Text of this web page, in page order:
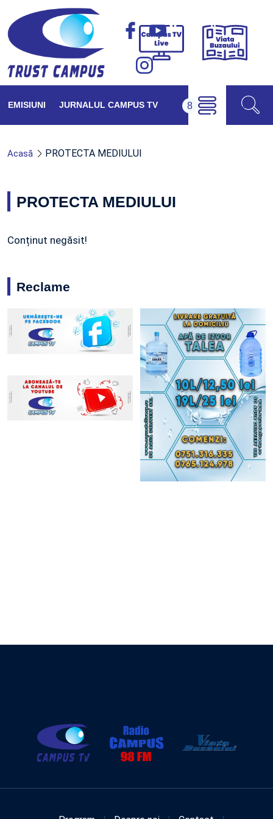
Campus
Viața
EMISIUNI JURNALUL CAMPUS TV
Acasă PROTECTA MEDIULUI
PROTECTA MEDIULUI
Conținut negăsit!
Reclame